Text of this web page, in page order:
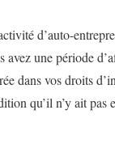
d’auto-
avez une période
dans vos droits
qu’il n’y ait pas